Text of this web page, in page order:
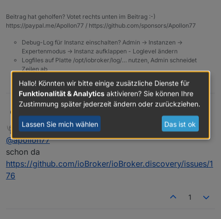
konfiguriert werden. (tr-064, web, net-
tools, ping) Fehlermeldung:File index.html
not found
'Upload' hat das Problem gelöst. Löschen
der Instanz oder des Adapters war nicht
Beitrag hat geholfen? Votet rechts unten im Beitrag :-)
https://paypal.me/Apollon77 / https://github.com/sponsors/Apollon77
Debug-Log für Instanz einschalten? Admin -> Instanzen ->
Expertenmodus -> Instanz aufklappen - Loglevel ändern
Logfiles auf Platte /opt/iobroker/log/… nutzen, Admin schneidet
Zeilen ab
0
discovery adapter ein issue an? Danke!
Offline
OstfrieseUnterwegsschrieb am 11. Okt. 2021, 14:53
zuletzt editiert von
@apollon77
schon da
https://github.com/ioBroker/ioBroker.discovery/issues/1
76
1
Hallo! Könnten wir bitte einige zusätzliche Dienste für
Funktionalität & Analytics aktivieren? Sie können Ihre
Zustimmung später jederzeit ändern oder zurückziehen.
Lassen Sie mich wählen Das ist ok